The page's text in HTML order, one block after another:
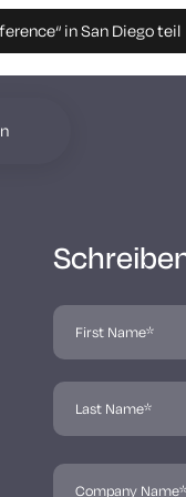
in San Diego teil